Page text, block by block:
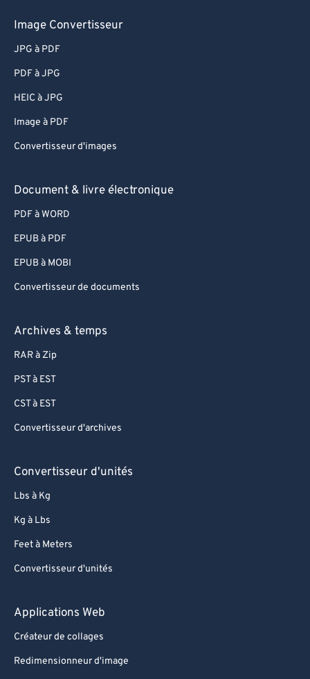
Image Convertisseur
JPG à PDF
PDF à JPG
HEIC à JPG
Image à PDF
Convertisseur d'images
Document & livre électronique
PDF à WORD
EPUB à PDF
EPUB à MOBI
Convertisseur de documents
Archives & temps
RAR à Zip
PST à EST
CST à EST
Convertisseur d'archives
Convertisseur d'unités
Lbs à Kg
Kg à Lbs
Feet à Meters
Convertisseur d'unités
Applications Web
Créateur de collages
Redimensionneur d'image